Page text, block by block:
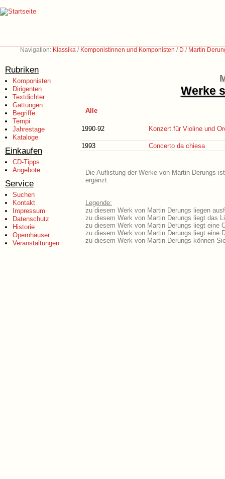
Navigation: Klassika / Komponistinnen und Komponisten / D / Martin
Rubriken
Komponisten
Dirigenten
Textdichter
Gattungen
Begriffe
Tempi
Jahrestage
Kataloge
Einkaufen
CD-Tipps
Angebote
Service
Suchen
Kontakt
Impressum
Datenschutz
Historie
Opernhäuser
Veranstaltungen
Werke
Alle
1990-92 Konzert für Violine und
1993 Concerto da chiesa
Die Auflistung der Werke von Martin Derungs
ergänzt.
Legende:
zu diesem Werk von Martin Derungs liegen
zu diesem Werk von Martin Derungs liegt das
zu diesem Werk von Martin Derungs liegt eine
zu diesem Werk von Martin Derungs liegt eine
zu diesem Werk von Martin Derungs können